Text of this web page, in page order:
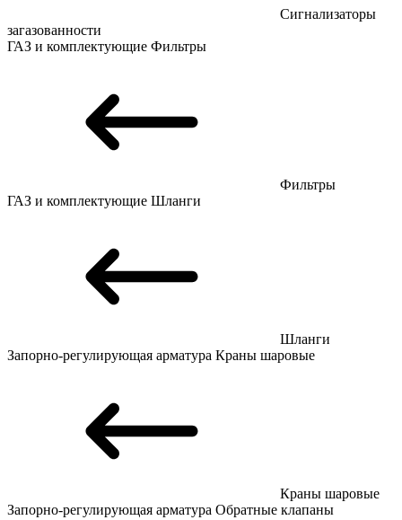
Сигнализаторы
загазованности
ГАЗ и комплектующие Фильтры
Фильтры
ГАЗ и комплектующие Шланги
Шланги
Запорно-регулирующая арматура Краны шаровые
Краны шаровые
Запорно-регулирующая арматура Обратные клапаны